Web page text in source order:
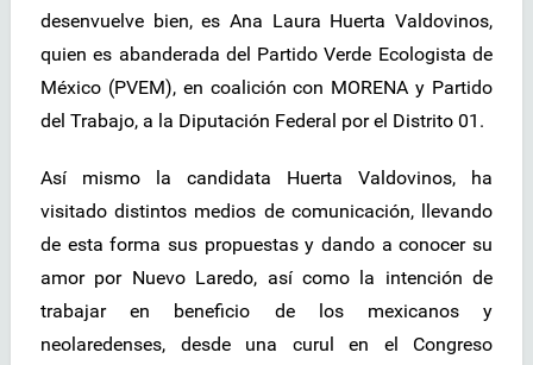
desenvuelve bien, es Ana Laura Huerta Valdovinos,
quien es abanderada del Partido Verde Ecologista de
México (PVEM), en coalición con MORENA y Partido
del Trabajo, a la Diputación Federal por el Distrito 01.
Así mismo la candidata Huerta Valdovinos, ha
visitado distintos medios de comunicación, llevando
de esta forma sus propuestas y dando a conocer su
amor por Nuevo Laredo, así como la intención de
trabajar en beneficio de los mexicanos y
neolaredenses, desde una curul en el Congreso